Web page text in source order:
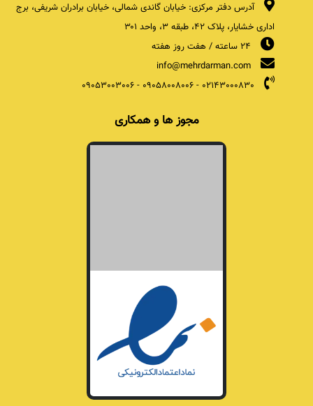
آدرس دفتر مرکزی: خیابان گاندی شمالی، خیابان برادران شریفی، برج
اداری خشایار، پلاک ۴۲، طبقه ۳، واحد ۳۰۱
info@mehrdarman.com
02143000830
-
09058008006
-
09053003006
مجوز ها و همکاری